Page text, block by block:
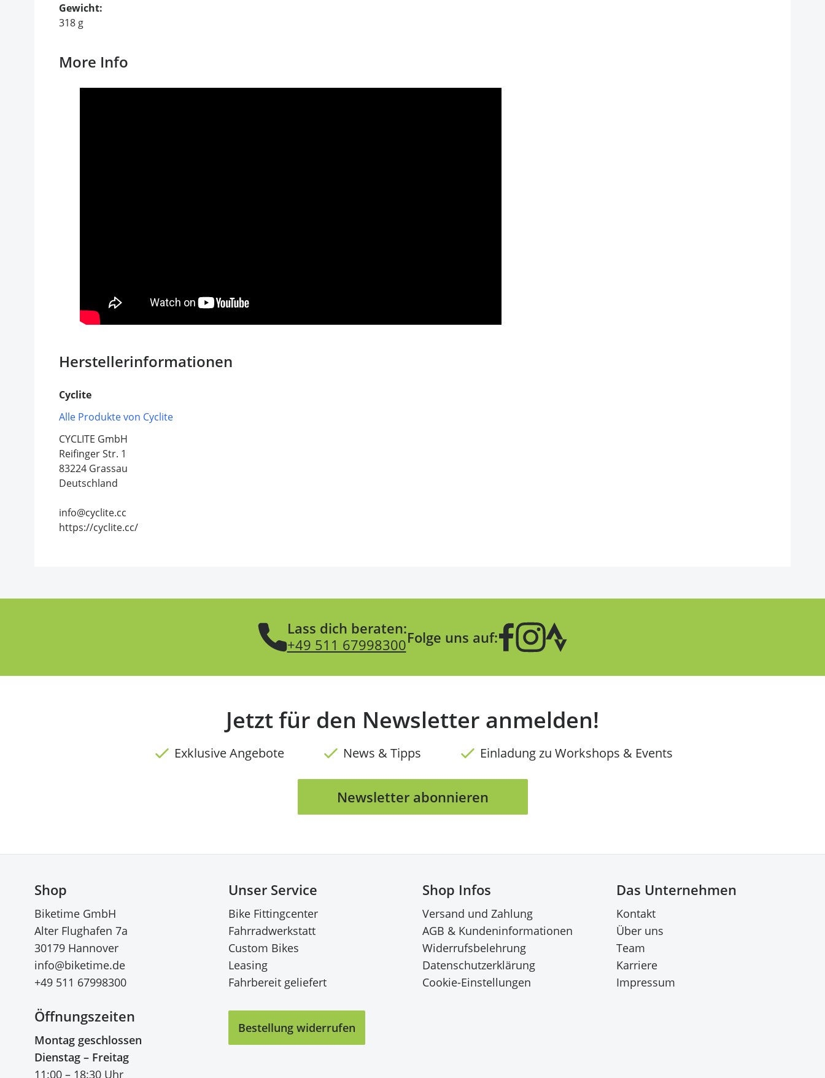
Gewicht:
318 g
More Info
Herstellerinformationen
Cyclite
Alle Produkte von Cyclite
CYCLITE GmbH
Reifinger Str. 1
83224 Grassau
Deutschland
info@cyclite.cc
https://cyclite.cc/
Lass dich beraten:
+49 511 67998300Folge uns auf:
Jetzt für den Newsletter anmelden!
Exklusive Angebote News & Tipps Einladung zu Workshops & Events
Newsletter abonnieren
Shop
Biketime GmbH
Alter Flughafen 7a
30179 Hannover
info@biketime.de
+49 511 67998300
Öffnungszeiten
Montag geschlossen
Dienstag – Freitag
11:00 – 18:30 Uhr
Unser Service
Bike Fittingcenter
Fahrradwerkstatt
Custom Bikes
Leasing
Fahrbereit geliefert
Shop Infos
Versand und Zahlung
AGB & Kundeninformationen
Widerrufsbelehrung
Datenschutzerklärung
Cookie-Einstellungen
Das Unternehmen
Kontakt
Über uns
Team
Karriere
Impressum
Bestellung widerrufen